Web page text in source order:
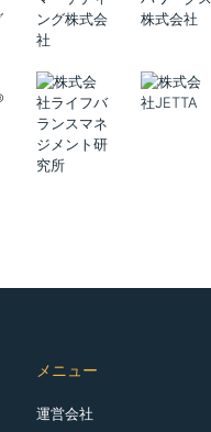
メニュー
運営会社